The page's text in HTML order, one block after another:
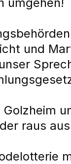
und
raus